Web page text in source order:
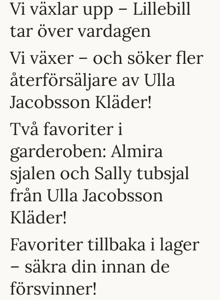
Vi växlar upp – Lillebill
tar över vardagen
Vi växer – och söker fler
återförsäljare av Ulla
Jacobsson Kläder!
Två favoriter i
garderoben: Almira
sjalen och Sally tubsjal
från Ulla Jacobsson
Kläder!
Favoriter tillbaka i lager
– säkra din innan de
försvinner!